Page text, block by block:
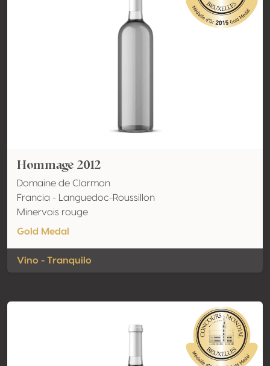
Hommage 2012
Domaine de Clarmon
Francia - Languedoc-Roussillon
Minervois rouge
Gold Medal
Vino - Tranquilo